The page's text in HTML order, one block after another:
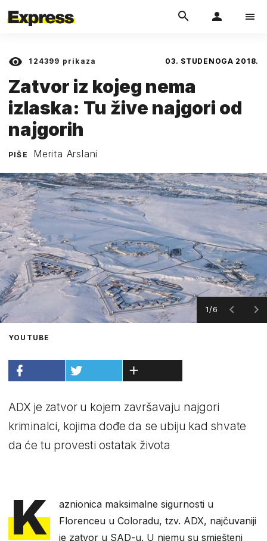
124399 prikaza 03. STUDENOGA 2018.
Zatvor iz kojeg nema
izlaska: Tu žive najgori od
najgorih
PIŠE Merita Arslani
1/6
YOUTUBE
ADX je zatvor u kojem završavaju najgori
kriminalci, kojima dođe da se ubiju kad shvate
da će tu provesti ostatak života
K
aznionica maksimalne sigurnosti u
Florenceu u Coloradu, tzv. ADX, najčuvaniji
je zatvor u SAD-u. U njemu su smješteni